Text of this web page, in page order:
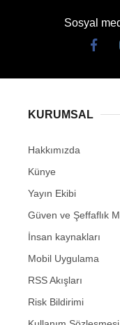
Sosyal
KURUMSAL
Hakkımızda
Künye
Yayın Ekibi
Güven ve Şeffaflık
İnsan kaynakları
Mobil Uygulama
RSS Akışları
Risk Bildirimi